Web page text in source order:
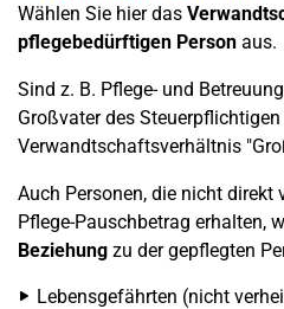
Wählen Sie hier das
pflegebedürftigen Person aus.
Sind z. B. Pflege- und
Großvater des
Verwandtschaftsverhältnis
Auch Personen, die nicht direkt
Pflege-Pauschbetrag erhalten,
Beziehung zu der gepflegten
Lebensgefährten (nicht